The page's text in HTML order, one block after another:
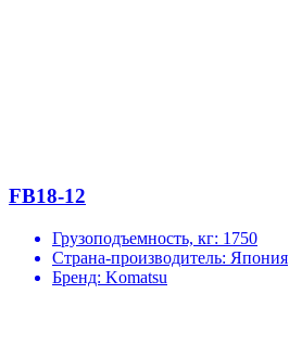
FB18-12
Грузоподъемность, кг: 1750
Страна-производитель: Япония
Бренд: Komatsu